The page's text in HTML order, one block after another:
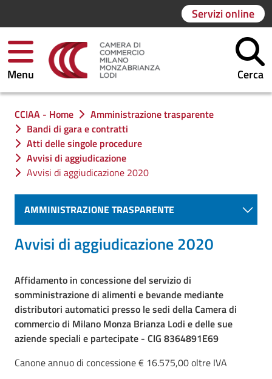
Servizi online
Menu Cerca
Ti trovi in:
CCIAA - Home
Amministrazione trasparente
Bandi di gara e contratti
Atti delle singole procedure
Avvisi di aggiudicazione
Avvisi di aggiudicazione 2020
AMMINISTRAZIONE TRASPARENTE
Avvisi di aggiudicazione 2020
Affidamento in concessione del servizio di
somministrazione di alimenti e bevande mediante
distributori automatici presso le sedi della Camera di
commercio di Milano Monza Brianza Lodi e delle sue
aziende speciali e partecipate - CIG 8364891E69
Canone annuo di concessione € 16.575,00 oltre IVA